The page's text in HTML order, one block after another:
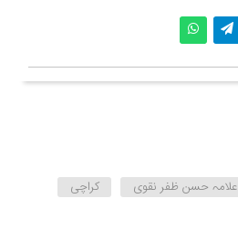
علامہ حسن ظفر نقوی
کراچی